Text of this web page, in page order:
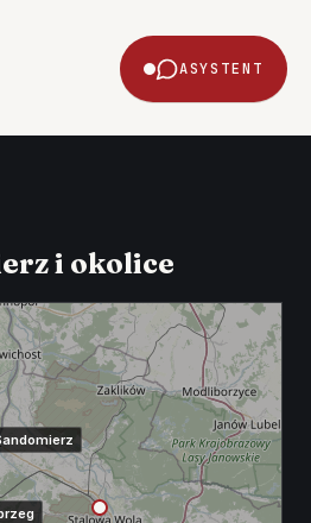
ASYSTENT
i okolice